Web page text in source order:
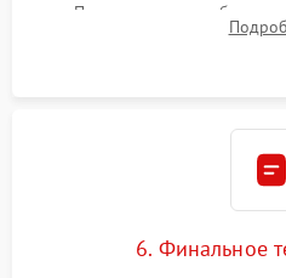
Программная калибровка
абсолютно черному телу для
6. Финальное